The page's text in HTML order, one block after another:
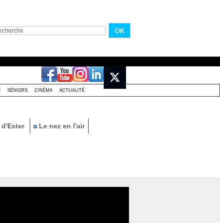
SÉNIORS CINÉMA ACTUALITÉ
Le nez en l'air